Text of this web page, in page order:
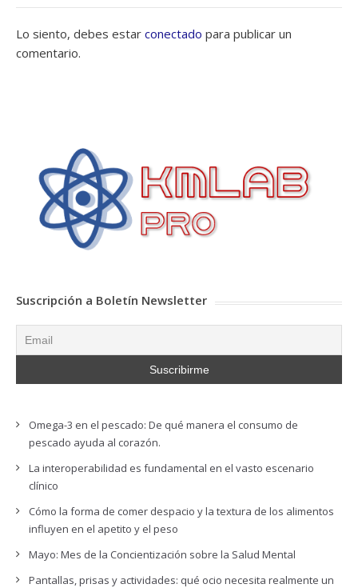
Lo siento, debes estar conectado para publicar un
comentario.
Suscripción a Boletín Newsletter
Omega-3 en el pescado: De qué manera el consumo de
pescado ayuda al corazón.
La interoperabilidad es fundamental en el vasto escenario
clínico
Cómo la forma de comer despacio y la textura de los alimentos
influyen en el apetito y el peso
Mayo: Mes de la Concientización sobre la Salud Mental
Pantallas, prisas y actividades: qué ocio necesita realmente un